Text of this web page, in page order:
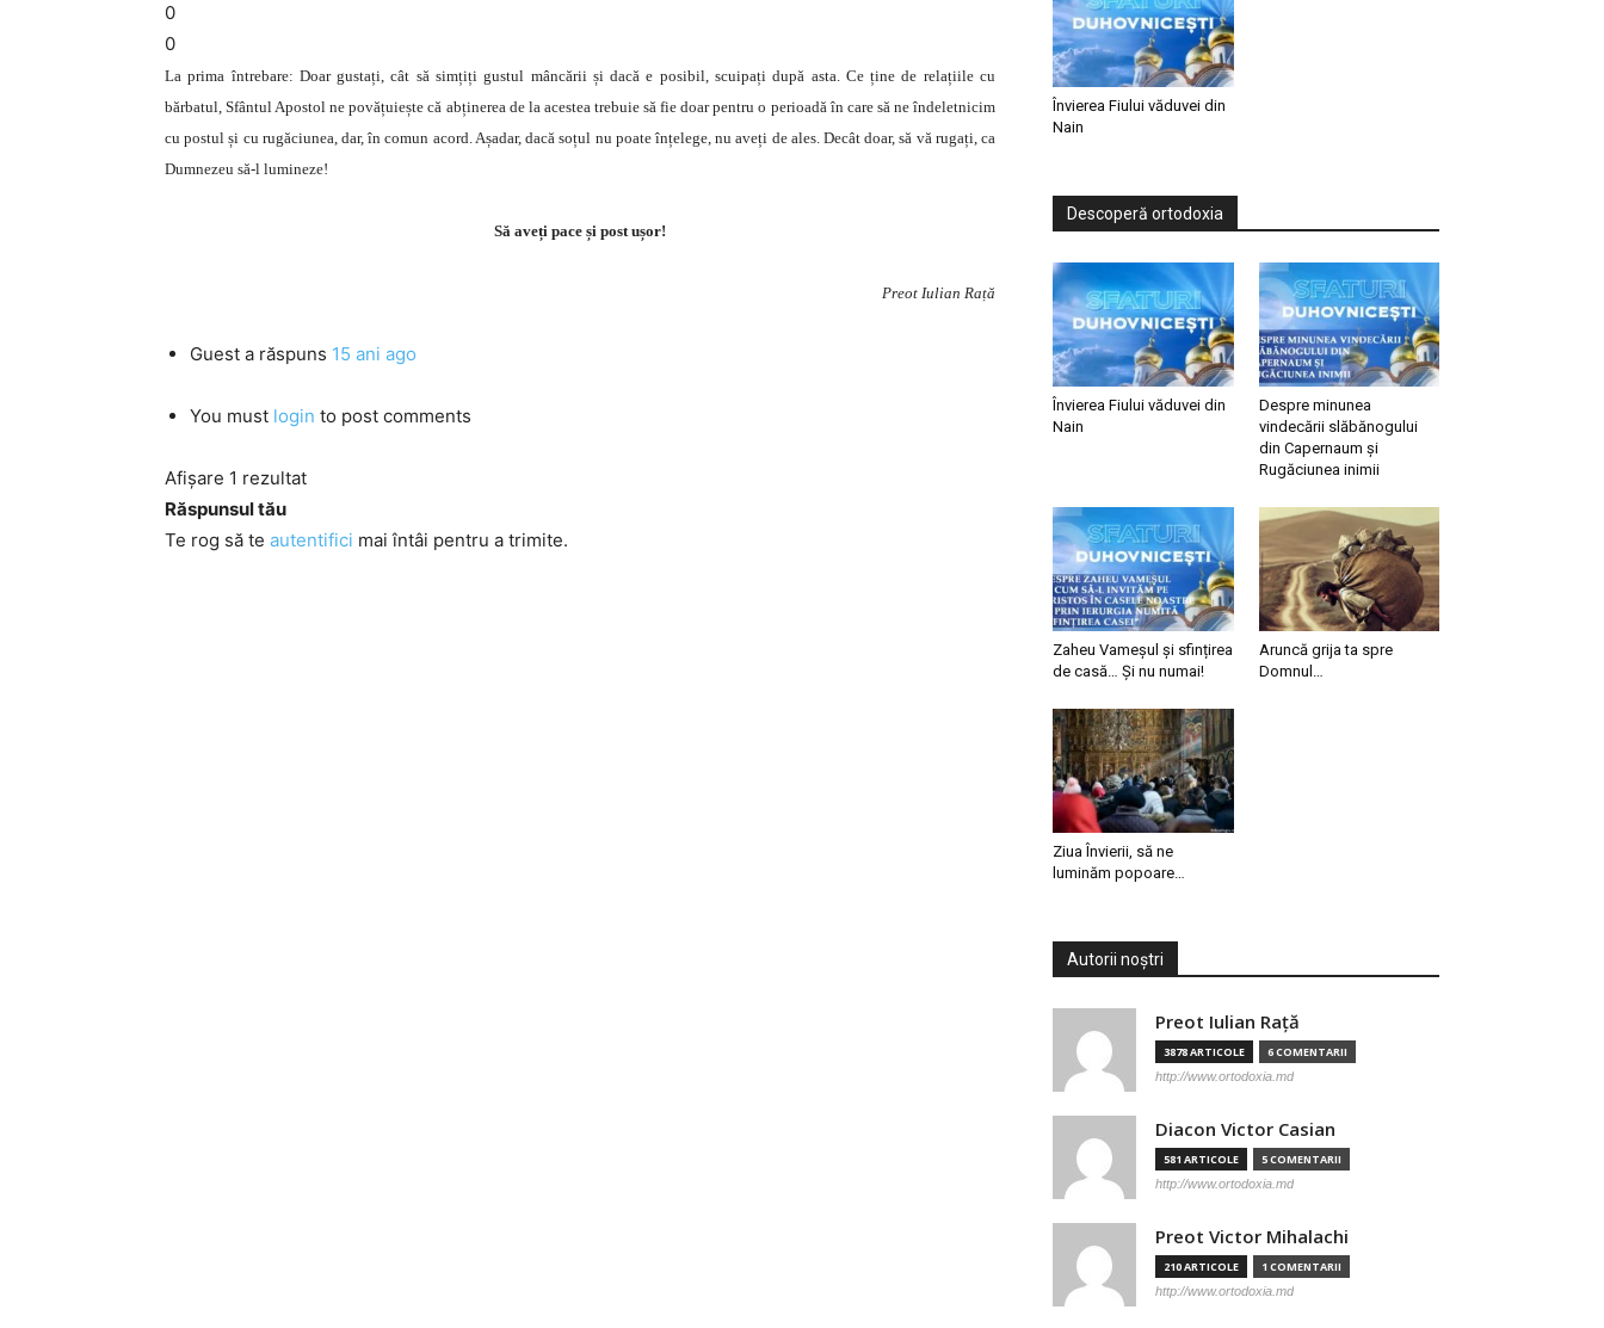
0
0
La prima întrebare: Doar gustați, cât să simțiți gustul mâncării și dacă e posibil, scuipați după asta. Ce ține de relațiile cu
bărbatul, Sfântul Apostol ne povățuiește că abținerea de la acestea trebuie să fie doar pentru o perioadă în care să ne îndeletnicim
cu postul și cu rugăciunea, dar, în comun acord. Așadar, dacă soțul nu poate înțelege, nu aveți de ales. Decât doar, să vă rugați, ca
Dumnezeu să-l lumineze!
Să aveți pace și post ușor!
Preot Iulian Rață
Guest a răspuns 15 ani ago
You must login to post comments
Afișare 1 rezultat
Răspunsul tău
Te rog să te autentifici mai întâi pentru a trimite.
Învierea Fiului văduvei din
Nain
Descoperă ortodoxia
Învierea Fiului văduvei din
Nain
Despre minunea
vindecării slăbănogului
din Capernaum și
Rugăciunea inimii
Zaheu Vameșul și sfințirea
de casă… Și nu numai!
Aruncă grija ta spre
Domnul…
Ziua Învierii, să ne
luminăm popoare…
Autorii noștri
Preot Iulian Raţă
3878 ARTICOLE 6 COMENTARII
http://www.ortodoxia.md
Diacon Victor Casian
581 ARTICOLE 5 COMENTARII
http://www.ortodoxia.md
Preot Victor Mihalachi
210 ARTICOLE 1 COMENTARII
http://www.ortodoxia.md